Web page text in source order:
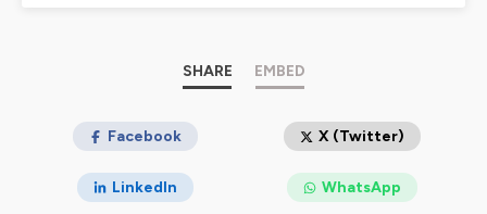
Hébergé par Ausha. Visitez
ausha.co/politique-de-
pour plus d'informations.
SHARE EMBED
Facebook X (Twitter)
LinkedIn WhatsApp